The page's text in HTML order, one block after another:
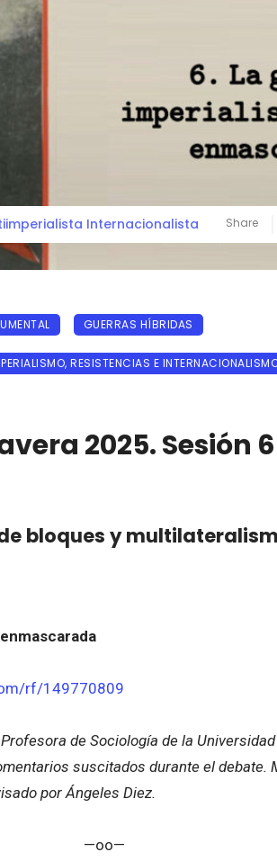
Internacionalista Share
GUERRAS HÍBRIDAS
RESISTENCIAS E
2025. Sesión 6
bloques y
rf/149770809
de Sociología de la
suscitados durante el debate.
por Ángeles Diez.
—oo—